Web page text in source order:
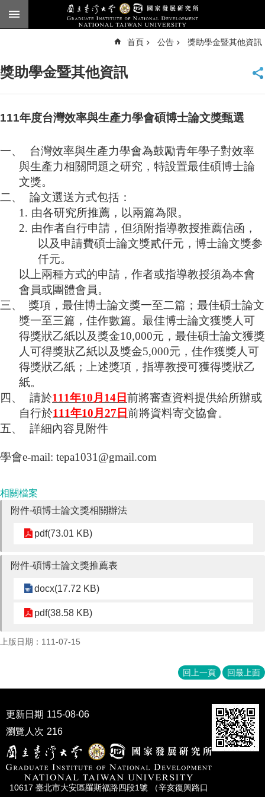
跳到主要內容區塊
臺
頁
公
告
本
所
簡
介
成
員
博
士
班
碩
士
班
在
職
學
研
究
展
研
試
會
首頁 公告 獎助學金暨其他資訊
獎助學金暨其他資訊
111年度台灣效率與生產力學會碩博士論文獎甄選
一、
台灣效率與生產力學會為鼓勵青年學子對效率
與生產力相關問題之研究，特設置最佳碩博士論
文獎。
二、
論文選送方式包括：
1. 由各研究所推薦，以兩篇為限。
2. 由作者自行申請，但須附指導教授推薦信函，
以及申請費碩士論文獎貳仟元，博士論文獎参
仟元。
以上兩種方式的申請，作者或指導教授須為本會
會員或團體會員。
三、
獎項，最佳博士論文獎一至二篇；最佳碩士論文
獎一至三篇，佳作數篇。最佳博士論文獲獎人可
得獎狀乙紙以及獎金10,000元，最佳碩士論文獲獎
人可得獎狀乙紙以及獎金5,000元，佳作獲獎人可
得獎狀乙紙；上述獎項，指導教授可獲得獎狀乙
紙。
四、
請於111年10月 14 日前將審查資料提供給所辦或
自行於111年10月 27 日前將資料寄交協會。
五、
詳細內容見附件
學會e-mail: tepa1031@gmail.com
相關檔案
附件-碩博士論文獎相關辦法
pdf(73.01 KB)
附件-碩博士論文獎推薦表
docx(17.72 KB)
pdf(38.58 KB)
上版日期：111-07-15
回上一頁 回最上面
更新日期 115-08-06
瀏覽人次 216
10617 臺北市⼤安區羅斯福路四段1號 （辛亥復興路⼝